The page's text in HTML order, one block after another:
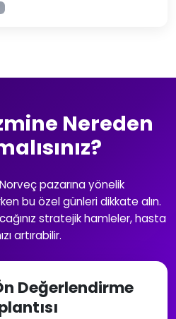
Nereden
pazarına yönelik
bu özel günleri dikkate alın.
stratejik hamleler, hasta
artırabilir.
Değerlendirme